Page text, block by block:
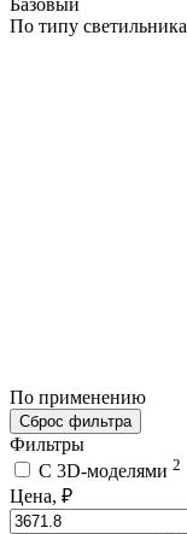
По типу светильника
По применению
Сброс фильтра
Фильтры
C 3D-моделями 2
Цена, ₽